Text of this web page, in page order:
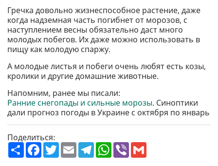
Гречка довольно жизнеспособное растение, даже
когда надземная часть погибнет от морозов, с
наступлением весны обязательно даст много
молодых побегов. Их даже можно использовать в
пищу как молодую спаржу.
А молодые листья и побеги очень любят есть козы,
кролики и другие домашние животные.
Напомним, ранее мы писали:
Ранние снегопады и сильные морозы. Синоптики
дали прогноз погоды в Украине с октября по январь
Поделиться:
П
о
F
a
T
w
E
m
T
e
W
h
V